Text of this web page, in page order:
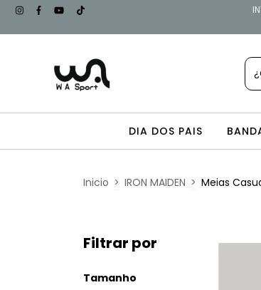
DIA DOS PAIS
Inicio > IRON MAIDEN > Meias
Filtrar por
Tamanho